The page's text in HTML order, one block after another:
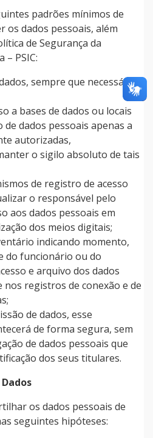
padrões mínimos de
dados pessoais, além
de Segurança da
– PSIC:
sempre que necessário
a bases de dados ou locais
dados pessoais apenas a
autorizadas,
o sigilo absoluto de tais
de registro de acesso
o responsável pelo
aos dados pessoais em
dos meios digitais;
indicando momento,
do funcionário ou do
e arquivo dos dados
nos registros de conexão e de
de dados, esse
de forma segura, sem
de dados pessoais que
dos seus titulares.
os dados pessoais de
seguintes hipóteses: